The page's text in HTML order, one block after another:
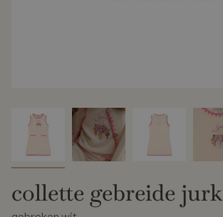
collette gebreide jurk